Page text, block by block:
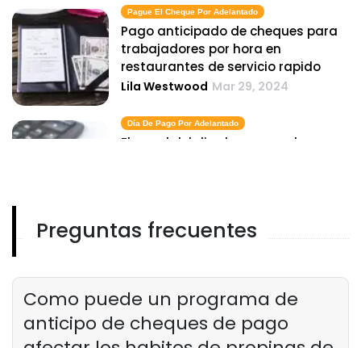
Pague El Cheque Por Adelantado
Pago anticipado de cheques para
trabajadores por hora en
restaurantes de servicio rapido
Lila Westwood Mar 29, 2024
Día De Pago Por Adelantado
El papel del dia de pago en las
Anticipos De Pago
Lila Westwood Mar 29, 2024
Preguntas frecuentes
Como puede un programa de
anticipo de cheques de pago